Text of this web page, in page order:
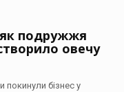
подружжя
овечу
бізнес у